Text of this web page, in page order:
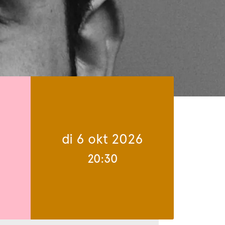
di 6 okt 2026
20:30